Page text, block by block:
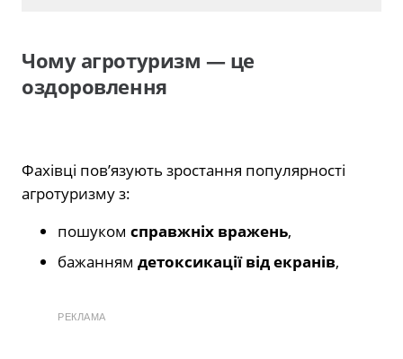
Чому агротуризм — це
оздоровлення
Фахівці пов’язують зростання популярності
агротуризму з:
пошуком справжніх вражень,
бажанням детоксикації від екранів,
РЕКЛАМА